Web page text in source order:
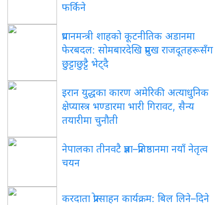
फर्किने
प्रधानमन्त्री शाहको कूटनीतिक अडानमा
फेरबदल: सोमबारदेखि प्रमुख राजदूतहरूसँग
छुट्टाछुट्टै भेट्दै
इरान युद्धका कारण अमेरिकी अत्याधुनिक
क्षेप्यास्त्र भण्डारमा भारी गिरावट, सैन्य
तयारीमा चुनौती
नेपालका तीनवटै प्रज्ञा–प्रतिष्ठानमा नयाँ नेतृत्व
चयन
करदाता प्रोत्साहन कार्यक्रम: बिल लिने–दिने